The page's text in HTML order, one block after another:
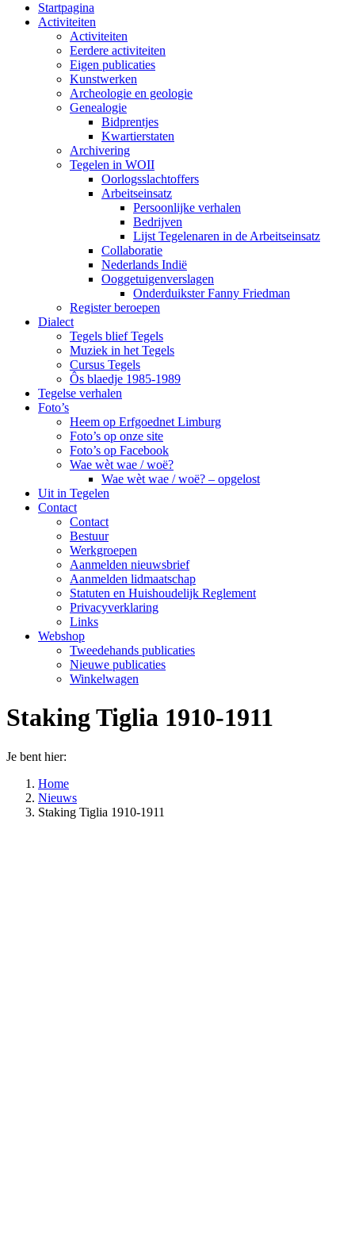
Startpagina
Activiteiten
Activiteiten
Eerdere activiteiten
Eigen publicaties
Kunstwerken
Archeologie en geologie
Genealogie
Bidprentjes
Kwartierstaten
Archivering
Tegelen in WOII
Oorlogsslachtoffers
Arbeitseinsatz
Persoonlijke verhalen
Bedrijven
Lijst Tegelenaren in de Arbeitseinsatz
Collaboratie
Nederlands Indië
Ooggetuigenverslagen
Onderduikster Fanny Friedman
Register beroepen
Dialect
Tegels blief Tegels
Muziek in het Tegels
Cursus Tegels
Ôs blaedje 1985-1989
Tegelse verhalen
Foto’s
Heem op Erfgoednet Limburg
Foto’s op onze site
Foto’s op Facebook
Wae wèt wae / woë?
Wae wèt wae / woë? – opgelost
Uit in Tegelen
Contact
Contact
Bestuur
Werkgroepen
Aanmelden nieuwsbrief
Aanmelden lidmaatschap
Statuten en Huishoudelijk Reglement
Privacyverklaring
Links
Webshop
Tweedehands publicaties
Nieuwe publicaties
Winkelwagen
Staking Tiglia 1910-1911
Je bent hier:
Home
Nieuws
Staking Tiglia 1910-1911